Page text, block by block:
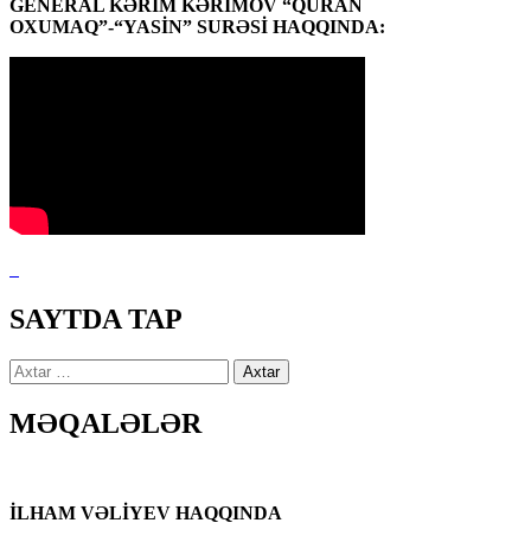
GENERAL KƏRİM KƏRİMOV “QURAN
OXUMAQ”-“YASİN” SURƏSİ HAQQINDA:
SAYTDA TAP
Axtarış:
MƏQALƏLƏR
İLHAM VƏLİYEV HAQQINDA